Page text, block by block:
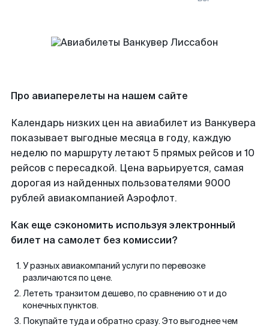
Про авиаперелеты на нашем сайте
Календарь низких цен на авиабилет из Ванкувера
показывает выгодные месяца в году, каждую
неделю по маршруту летают 5 прямых рейсов и 10
рейсов с пересадкой. Цена варьируется, самая
дорогая из найденных пользователями 9000
рублей авиакомпанией Аэрофлот.
Как еще сэкономить используя электронный
билет на самолет без комиссии?
У разных авиакомпаний услуги по перевозке
различаются по цене.
Лететь транзитом дешево, по сравнению от и до
конечных пунктов.
Покупайте туда и обратно сразу. Это выгоднее чем